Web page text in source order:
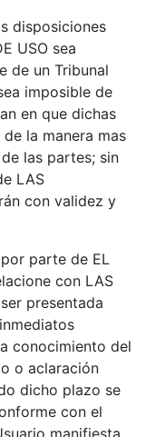
disposiciones
USO sea
de un Tribunal
imposible de
en que dichas
la manera mas
las partes; sin
LAS
con validez y
parte de EL
con LAS
presentada
conocimiento del
o aclaración
dicho plazo se
con el
manifiesta